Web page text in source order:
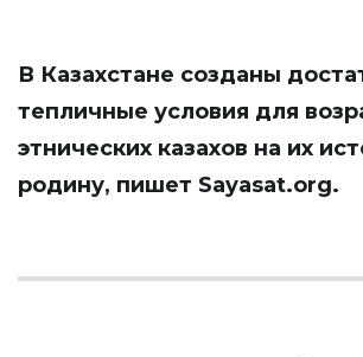
В Казахстане созданы
тепличные условия для
этнических казахов на их
родину, пишет Sayasat.org.